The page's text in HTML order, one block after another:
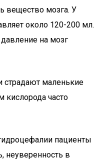
вещество мозга. У
около 120-200 мл.
давление на мозг
страдают маленькие
часто
пациенты
неуверенность в